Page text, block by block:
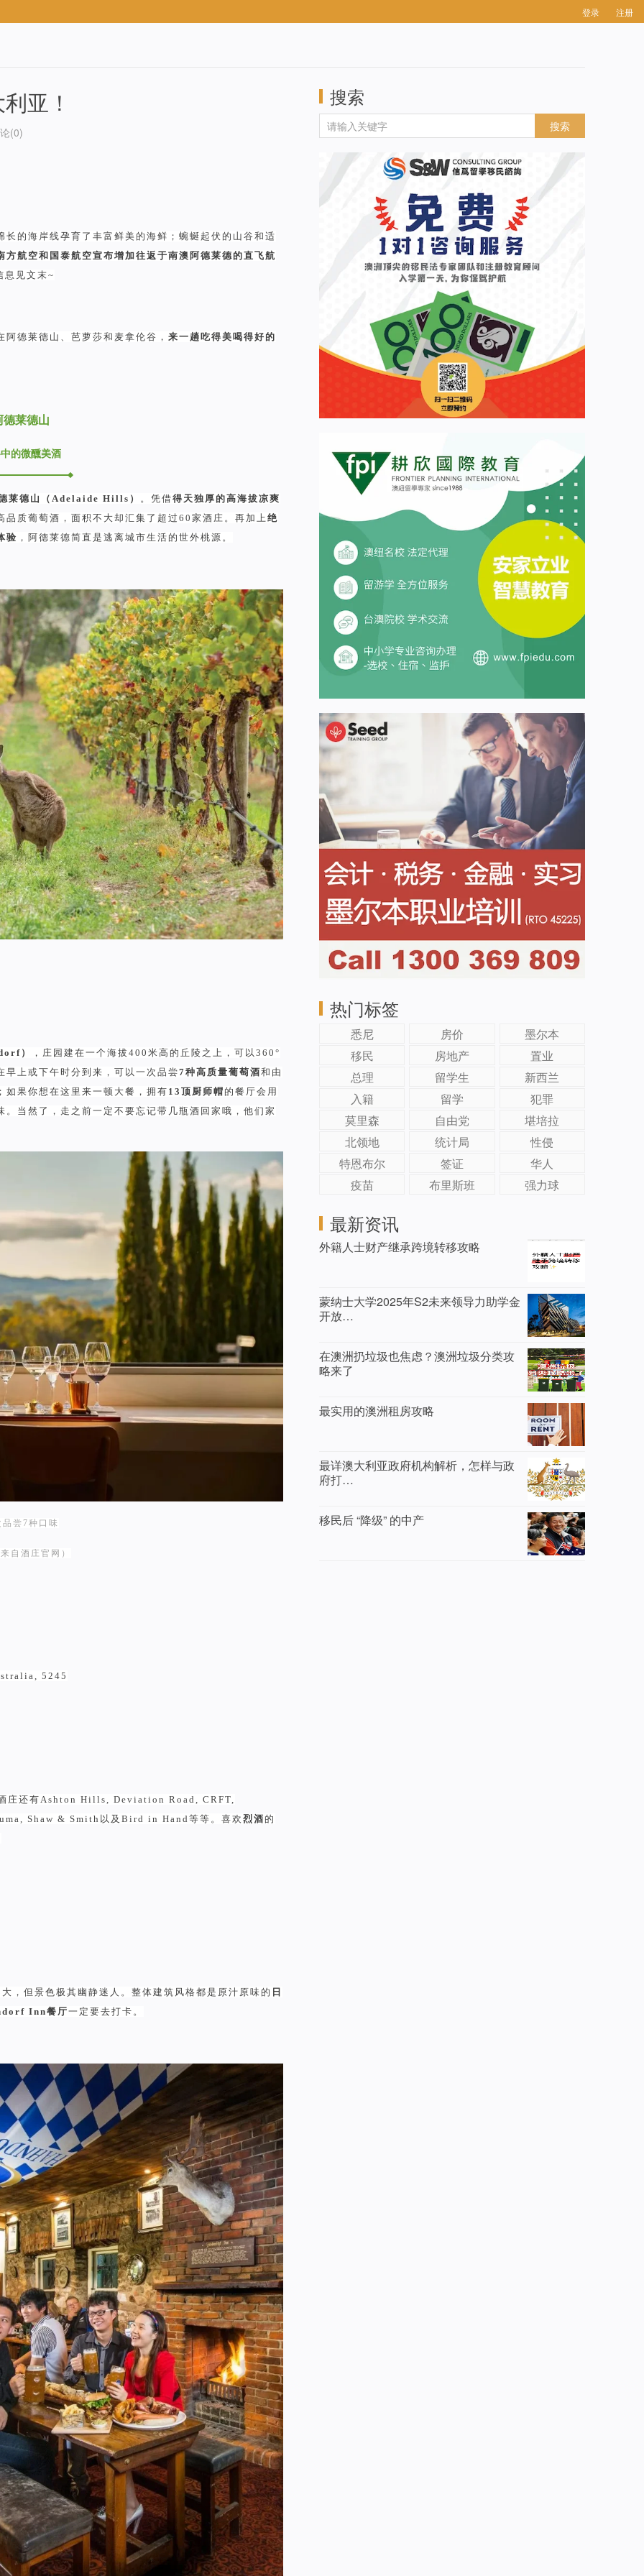
登录 注册
亚！
(0)
的海岸线孕育了丰富鲜美的海鲜；蜿蜒起伏的山谷和适
方航空和国泰航空宣布增加往返于南澳阿德莱德的直飞航
息见文末~
德莱德山、芭萝莎和麦拿伦谷， 来一趟吃得美喝得好的
德莱德山
的微醺美酒
莱德山 （Adelaide Hills） 。凭借得天独厚的高海拔凉爽
品质葡萄酒，面积不大却汇集了超过60家酒庄。再加上 绝
验 ，阿德莱德简直是逃离城市生活的世外桃源。
）
，庄园建在一个海拔400米高的丘陵之上，可以360°
上或下午时分到来，可以一次品尝7种高质量葡萄酒和由
如果你想在这里来一顿大餐，拥有 13顶厨师帽 的餐厅会用
当然了，走之前一定不要忘记带几瓶酒回家哦，他们家
品尝7种口味
自酒庄官网）
5245
庄还有Ashton Hills, Deviation Road, CRFT,
Shaw & Smith以及Bird in Hand等等。喜欢 烈酒 的
，但景色极其幽静迷人。整体建筑风格都是原汁原味的 日
Inn餐厅一定要去打卡。
搜索
热门标签
悉尼 房价
墨尔本
移民
房地产
置业
总理
留学生
新西兰
入籍
留学
犯罪
莫里森
自由党
堪培拉
北领地
统计局
性侵
特恩布尔
签证
华人
疫苗
布里斯班 强力球
最新资讯
外籍人士财产继承跨境转移攻略
蒙纳士大学2025年S2未来领导力助学金
开放…
在澳洲扔垃圾也焦虑？澳洲垃圾分类攻
略来了
最实用的澳洲租房攻略
最详澳大利亚政府机构解析，怎样与政
府打…
移民后 “降级” 的中产